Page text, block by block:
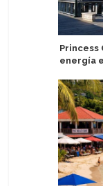
Princess
energía